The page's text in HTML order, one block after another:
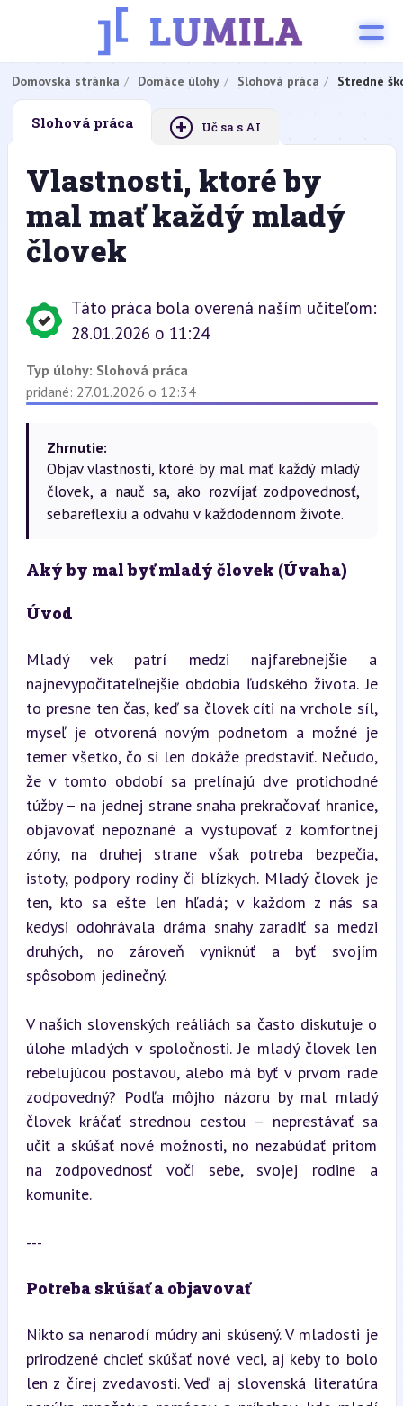
Domovská stránka Domáce úlohy Slohová práca Stredné
Slohová práca + Uč sa s AI
Vlastnosti, ktoré by
mal mať každý mladý
človek
Táto práca bola overená naším učiteľom:
28.01.2026 o 11:24
Typ úlohy: Slohová práca
pridané: 27.01.2026 o 12:34
Zhrnutie:
Objav vlastnosti, ktoré by mal mať každý mladý
človek, a nauč sa, ako rozvíjať zodpovednosť,
sebareflexiu a odvahu v každodennom živote.
Aký by mal byť mladý človek (Úvaha)
Úvod
Mladý vek patrí medzi najfarebnejšie a
najnevypočitateľnejšie obdobia ľudského života. Je
to presne ten čas, keď sa človek cíti na vrchole síl,
myseľ je otvorená novým podnetom a možné je
temer všetko, čo si len dokáže predstaviť. Nečudo,
že v tomto období sa prelínajú dve protichodné
túžby – na jednej strane snaha prekračovať hranice,
objavovať nepoznané a vystupovať z komfortnej
zóny, na druhej strane však potreba bezpečia,
istoty, podpory rodiny či blízkych. Mladý človek je
ten, kto sa ešte len hľadá; v každom z nás sa
kedysi odohrávala dráma snahy zaradiť sa medzi
druhých, no zároveň vyniknúť a byť svojím
spôsobom jedinečný.
V našich slovenských reáliách sa často diskutuje o
úlohe mladých v spoločnosti. Je mladý človek len
rebelujúcou postavou, alebo má byť v prvom rade
zodpovedný? Podľa môjho názoru by mal mladý
človek kráčať strednou cestou – neprestávať sa
učiť a skúšať nové možnosti, no nezabúdať pritom
na zodpovednosť voči sebe, svojej rodine a
komunite.
---
Potreba skúšať a objavovať
Nikto sa nenarodí múdry ani skúsený. V mladosti je
prirodzené chcieť skúšať nové veci, aj keby to bolo
len z čírej zvedavosti. Veď aj slovenská literatúra